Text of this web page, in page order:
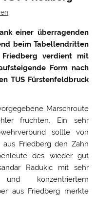
einer überragenden
beim Tabellendritten
Friedberg verdient mit
Form nach
TUS Fürstenfeldbruck
Marschroute
fruchten. Ein sehr
sollte von
Friedberg den Zahn
des wieder gut
Radukic mit sehr
und konzentriertem
aus Friedberg merkte